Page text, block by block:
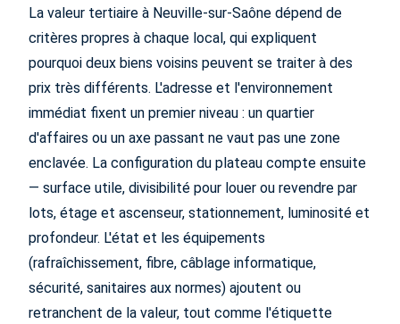
La valeur tertiaire à Neuville-sur-Saône dépend de
critères propres à chaque local, qui expliquent
pourquoi deux biens voisins peuvent se traiter à des
prix très différents. L'adresse et l'environnement
immédiat fixent un premier niveau : un quartier
d'affaires ou un axe passant ne vaut pas une zone
enclavée. La configuration du plateau compte ensuite
— surface utile, divisibilité pour louer ou revendre par
lots, étage et ascenseur, stationnement, luminosité et
profondeur. L'état et les équipements
(rafraîchissement, fibre, câblage informatique,
sécurité, sanitaires aux normes) ajoutent ou
retranchent de la valeur, tout comme l'étiquette